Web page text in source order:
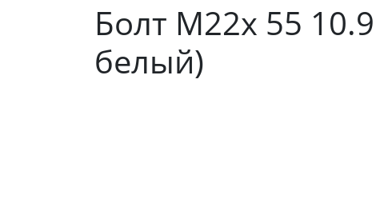
Болт М22х 55
белый)